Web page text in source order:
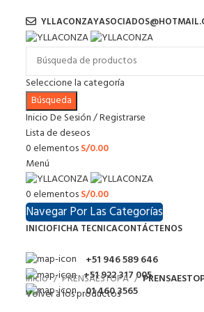
Seleccione la categoría
Búsqueda
Inicio De Sesión / Registrarse
Lista de deseos
0elementosS/0.00
Menú
0elementosS/0.00
Navegar Por Las Categorías
INICIOFICHA TECNICACONTÁCTENOS
+51 946 589 646
+51 922 317 005
01 460 3565
Inicio PRENSAESTOPA
Volver a los productos